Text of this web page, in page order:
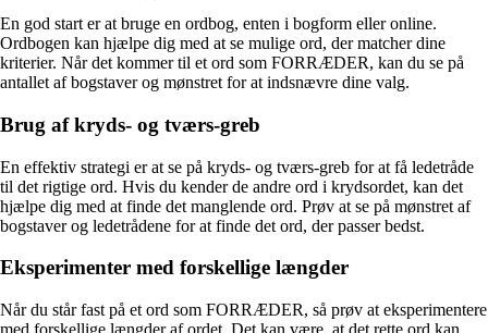
En god start er at bruge en ordbog, enten i bogform eller online.
Ordbogen kan hjælpe dig med at se mulige ord, der matcher dine
kriterier. Når det kommer til et ord som FORRÆDER, kan du se på
antallet af bogstaver og mønstret for at indsnævre dine valg.
Brug af kryds- og tværs-greb
En effektiv strategi er at se på kryds- og tværs-greb for at få ledetråde
til det rigtige ord. Hvis du kender de andre ord i krydsordet, kan det
hjælpe dig med at finde det manglende ord. Prøv at se på mønstret af
bogstaver og ledetrådene for at finde det ord, der passer bedst.
Eksperimenter med forskellige længder
Når du står fast på et ord som FORRÆDER, så prøv at eksperimentere